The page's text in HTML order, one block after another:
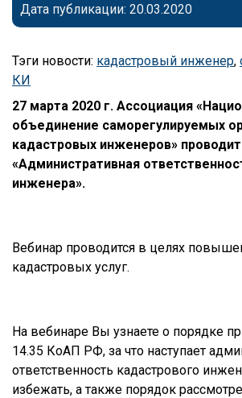
Дата публикации: 20.03.2020
Тэги новости: кадастровый инженер,
КИ
27 марта 2020 г. Ассоциация
объединение саморегулируемых
кадастровых инженеров»
«Административная
инженера».
Вебинар проводится в целях
кадастровых услуг.
На вебинаре Вы узнаете о порядке
14.35 КоАП РФ, за что наступает
ответственность кадастрового
избежать, а также порядок